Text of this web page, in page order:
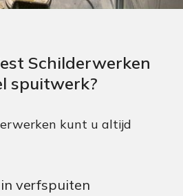
Schilderwerken
spuitwerk?
kunt u altijd
verfspuiten